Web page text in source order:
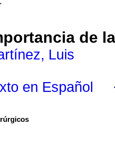
de
Luis
en Español